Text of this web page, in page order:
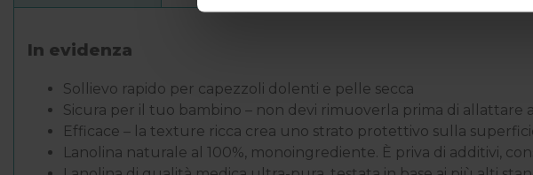
In evidenza
Sollievo rapido per capezzoli dolenti e pelle secca
Sicura per il tuo bambino – non devi rimuoverla prima di allattare
Efficace – la texture ricca crea uno strato protettivo sulla
Lanolina naturale al 100%, monoingrediente. È priva di additivi,